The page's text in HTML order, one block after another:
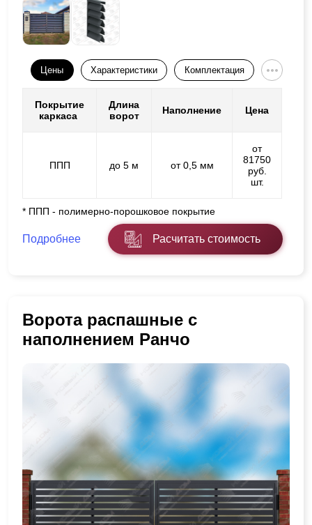
Цены Характеристики Комплектация
Покрытие
каркаса
Длина
ворот
Наполнение Цена
ППП до 5 м от 0,5 мм
от
81750
руб.
шт.
* ППП - полимерно-порошковое покрытие
Подробнее Расчитать стоимость
Ворота распашные с
наполнением Ранчо